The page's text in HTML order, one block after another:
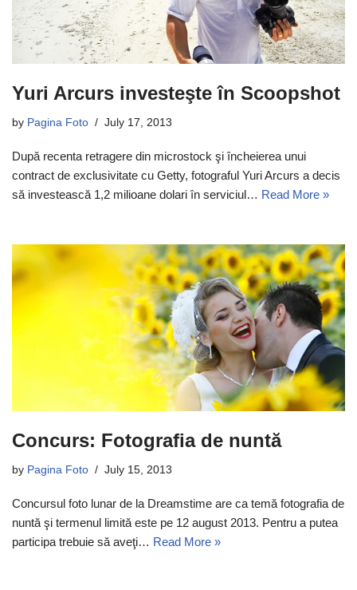
Yuri Arcurs investeşte în Scoopshot
by Pagina Foto July 17, 2013
După recenta retragere din microstock şi încheierea unui
contract de exclusivitate cu Getty, fotograful Yuri Arcurs a decis
să investească 1,2 milioane dolari în serviciul… Read More »
Concurs: Fotografia de nuntă
by Pagina Foto July 15, 2013
Concursul foto lunar de la Dreamstime are ca temă fotografia de
nuntă şi termenul limită este pe 12 august 2013. Pentru a putea
participa trebuie să aveţi… Read More »